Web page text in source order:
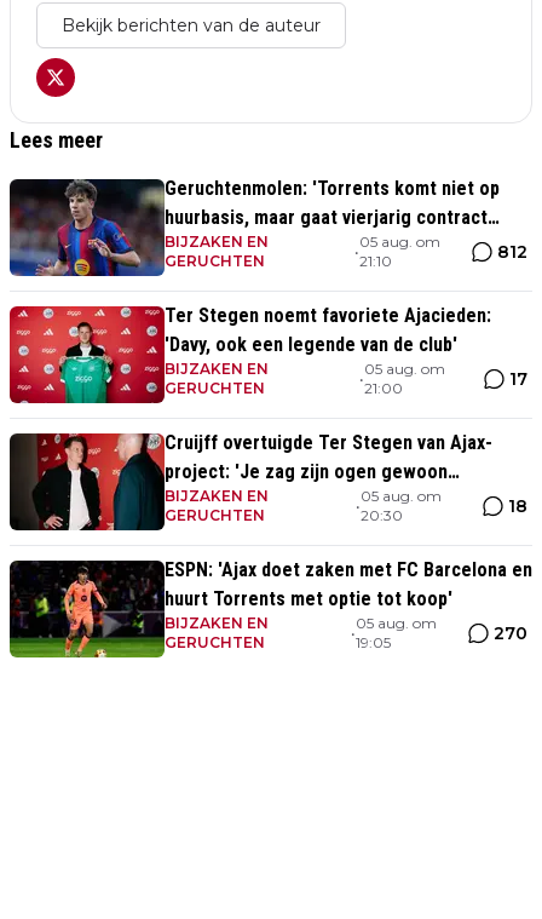
Bekijk berichten van de auteur
Lees meer
Geruchtenmolen: 'Torrents komt niet op
huurbasis, maar gaat vierjarig contract
tekenen bij Ajax'
BIJZAKEN EN
GERUCHTEN
•
05 aug. om
21:10
812
Ter Stegen noemt favoriete Ajacieden:
'Davy, ook een legende van de club'
BIJZAKEN EN
GERUCHTEN
•
05 aug. om
21:00
17
Cruijff overtuigde Ter Stegen van Ajax-
project: 'Je zag zijn ogen gewoon
oplichten'
BIJZAKEN EN
GERUCHTEN
•
05 aug. om
20:30
18
ESPN: 'Ajax doet zaken met FC Barcelona en
huurt Torrents met optie tot koop'
BIJZAKEN EN
GERUCHTEN
•
05 aug. om
19:05
270